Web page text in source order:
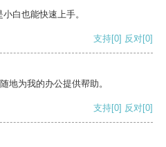
白也能快速上手。
支持[0] 反对[0]
地为我的办公提供帮助。
支持[0] 反对[0]